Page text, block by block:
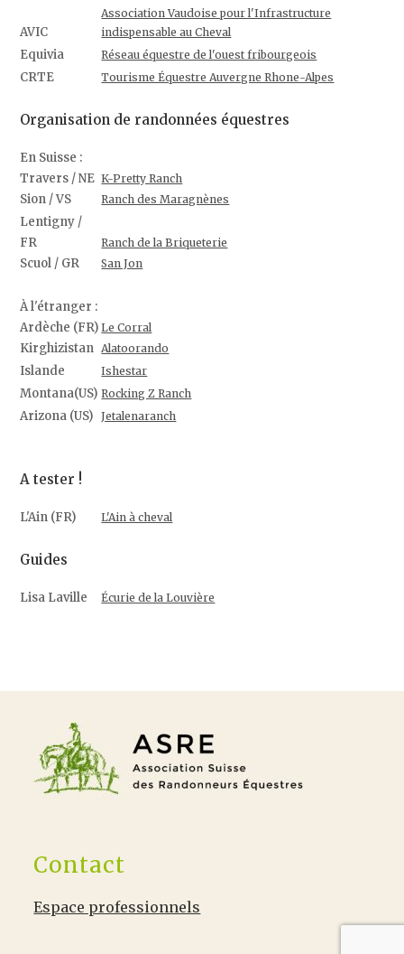
AVIC
Association Vaudoise pour l'Infrastructure
indispensable au Cheval
Equivia Réseau équestre de l'ouest fribourgeois
CRTE Tourisme Équestre Auvergne Rhone-Alpes
Organisation de randonnées équestres
En Suisse :
Travers / NE K-Pretty Ranch
Sion / VS Ranch des Maragnènes
Lentigny /
FR
Ranch de la Briqueterie
Scuol / GR San Jon
À l'étranger :
Ardèche (FR) Le Corral
Kirghizistan Alatoorando
Islande Ishestar
Montana(US) Rocking Z Ranch
Arizona (US) Jetalenaranch
A tester !
L'Ain (FR) L'Ain à cheval
Guides
Lisa Laville Écurie de la Louvière
Contact
Espace professionnels